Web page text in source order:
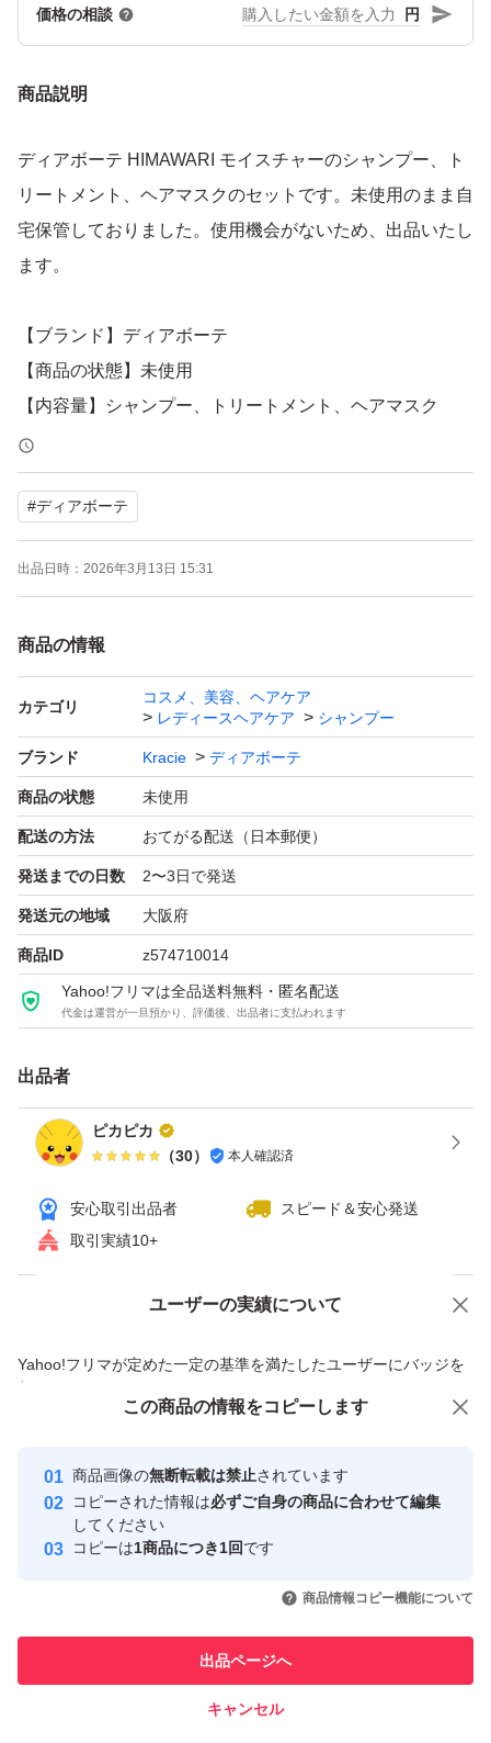
価格の相談 円
商品説明
ディアボーテ HIMAWARI モイスチャーのシャンプー、ト
リートメント、ヘアマスクのセットです。未使用のまま自
宅保管しておりました。使用機会がないため、出品いたし
ます。
【ブランド】ディアボーテ
【商品の状態】未使用
【内容量】シャンプー、トリートメント、ヘアマスク
よろしくお願いいたします。
#ディアボーテ
出品日時： 2026年3月13日 15:31
商品の情報
カテゴリ
コスメ、美容、ヘアケア
レディースヘアケア
シャンプー
ブランド Kracie ディアボーテ
商品の状態 未使用
配送の方法 おてがる配送（日本郵便）
発送までの日数 2〜3日で発送
発送元の地域 大阪府
商品ID z574710014
Yahoo!フリマは全品送料無料・匿名配送
代金は運営が一旦預かり、評価後、出品者に支払われます
出品者
ピカピカ
（30） 本人確認済
安心取引出品者
スピード＆安心発送
取引実績10+
ユーザーの実績について
Yahoo!フリマが定めた一定の基準を満たしたユーザーにバッジを
付与しています
安心取引出品者
心・安全なユーザーです
取引実績
引を完了させた実績があります
での取引実績があります
価格の相談 商品への質問
この商品の情報をコピーします
商品画像の無断転載は禁止されています
コピーされた情報は必ずご自身の商品に合わせて編集
してください
コピーは1商品につき1回です
商品情報コピー機能について
出品ページへ
キャンセル
この商品をみている人にオススメ